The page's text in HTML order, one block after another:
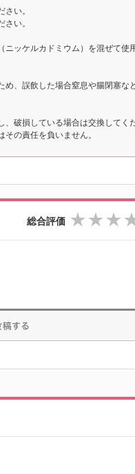
い。
い。
ッケルカドミウム）を混ぜて使
、誤飲した場合窒息や腸閉塞な
破損している場合は交換してくだ
の責任を負いません。
総合評価